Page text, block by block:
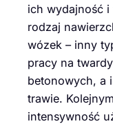
ich wydajność i
rodzaj
wózek – inny
pracy na
betonowych, a
trawie.
intensywność